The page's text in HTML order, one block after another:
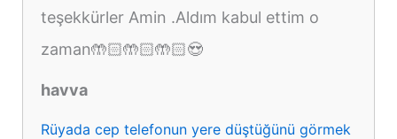
teşekkürler Amin .Aldım kabul ettim o
zaman🤲🏻🤲🏻🤲🏻😍
havva
Rüyada cep telefonun yere düştüğünü görmek